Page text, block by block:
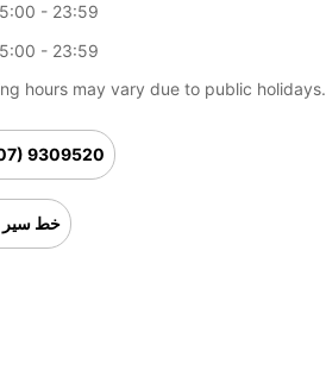
- 23:59
- 23:59
hours may vary due to public holidays.
9309520
خط سير